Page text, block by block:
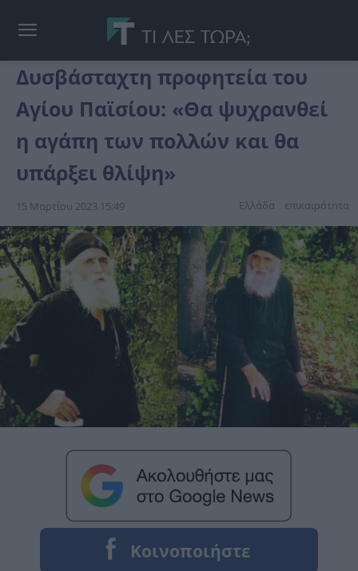
Δυσβάσταχτη προφητεία του
Αγίου Παϊσίου: «Θα ψυχρανθεί
η αγάπη των πολλών και θα
υπάρξει θλίψη»
15 Μαρτίου 2023 15:49 Ελλάδα επικαιpότnτα